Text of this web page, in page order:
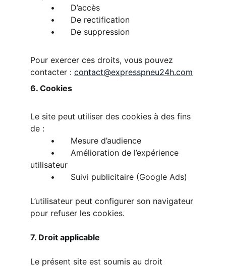
	•	D’accès
	•	De rectification
	•	De suppression
Pour exercer ces droits, vous pouvez
contacter : contact@expresspneu24h.com
6. Cookies
Le site peut utiliser des cookies à des fins
de :
	•	Mesure d’audience
utilisateur
	•	Suivi publicitaire (Google Ads)
L’utilisateur peut configurer son navigateur
pour refuser les cookies.
7. Droit applicable
Le présent site est soumis au droit